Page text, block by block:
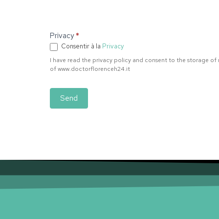
Privacy *
Consentir à la Privacy
I have read the privacy policy and consent to the storage
of www.doctorflorenceh24.it
Send